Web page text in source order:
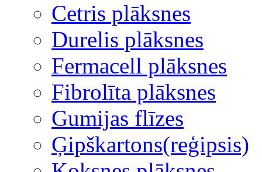
Cetris plāksnes
Durelis plāksnes
Fermacell plāksnes
Fibrolīta plāksnes
Gumijas flīzes
Ģipškartons(reģipsis)